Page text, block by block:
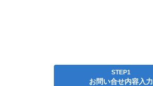
STEP1
お問い合せ内容入力